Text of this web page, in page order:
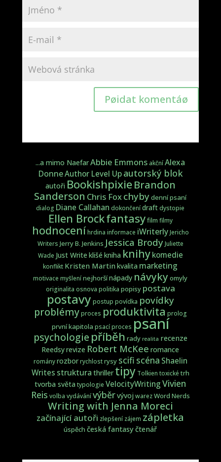
Pøidat komentáø
...a mimo NaefarAbbie Emmons akční Alexa
DonneAuthor Level Upautorský blok
autoři BookishpixieBrandon
Sanderson Chris Foxchybydenní psaní
dialog Diane Callahan dokončení draft dystopie
Ellen Brockfantasyfilm filmy
hodnoceníhrdina informace iWriterlyJericho
Writers Jerry B. Jenkins Jessica BrodyJuliette
Wade Just Write klišé kniha knihykomedie
konflikt Kristen Martinkvalita marketing
motivace myšlení nejhoršínápady návyky omyly
originalita osnova politika popisy postava
postavy postup povídka povídky
problémyproces produktivita prolog
první kapitola psací proces psaní
psychologie příběh rady realita recenze
Reedsyrevize Robert McKee romance
rományrozborrychlostrysy scifi scéna Shaelin
Writes struktura thriller tipy Tolkien toxické trh
tvorba světa typologie VelocityWriting Vivien
Reis volba vydávánívýběrvývoj warezWord Nerds
Writing with Jenna Moreci
začínající autoři zlepšení zájem zápletka
úspěch česká fantasyčtenář